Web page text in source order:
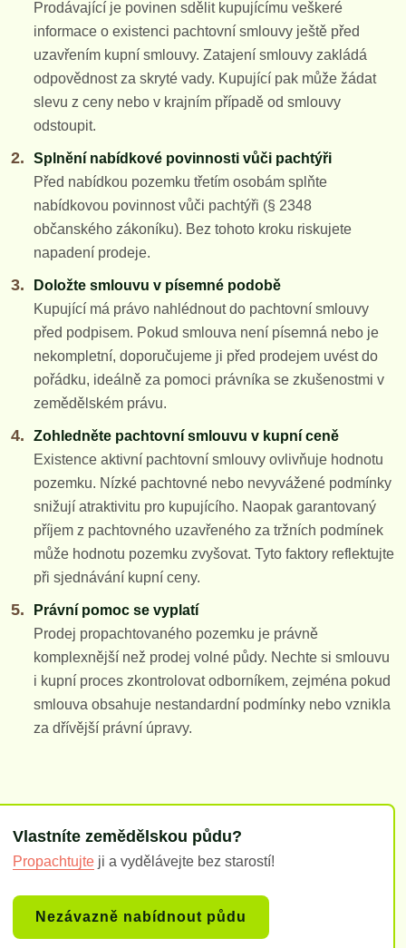
Prodávající je povinen sdělit kupujícímu veškeré
informace o existenci pachtovní smlouvy ještě před
uzavřením kupní smlouvy. Zatajení smlouvy zakládá
odpovědnost za skryté vady. Kupující pak může žádat
slevu z ceny nebo v krajním případě od smlouvy
odstoupit.
Splnění nabídkové povinnosti vůči pachtýři
Před nabídkou pozemku třetím osobám splňte
nabídkovou povinnost vůči pachtýři (§ 2348
občanského zákoníku). Bez tohoto kroku riskujete
napadení prodeje.
Doložte smlouvu v písemné podobě
Kupující má právo nahlédnout do pachtovní smlouvy
před podpisem. Pokud smlouva není písemná nebo je
nekompletní, doporučujeme ji před prodejem uvést do
pořádku, ideálně za pomoci právníka se zkušenostmi v
zemědělském právu.
Zohledněte pachtovní smlouvu v kupní ceně
Existence aktivní pachtovní smlouvy ovlivňuje hodnotu
pozemku. Nízké pachtovné nebo nevyvážené podmínky
snižují atraktivitu pro kupujícího. Naopak garantovaný
příjem z pachtovného uzavřeného za tržních podmínek
může hodnotu pozemku zvyšovat. Tyto faktory reflektujte
při sjednávání kupní ceny.
Právní pomoc se vyplatí
Prodej propachtovaného pozemku je právně
komplexnější než prodej volné půdy. Nechte si smlouvu
i kupní proces zkontrolovat odborníkem, zejména pokud
smlouva obsahuje nestandardní podmínky nebo vznikla
za dřívější právní úpravy.
Vlastníte zemědělskou půdu?
Propachtujte ji a vydělávejte bez starostí!
Nezávazně nabídnout půdu